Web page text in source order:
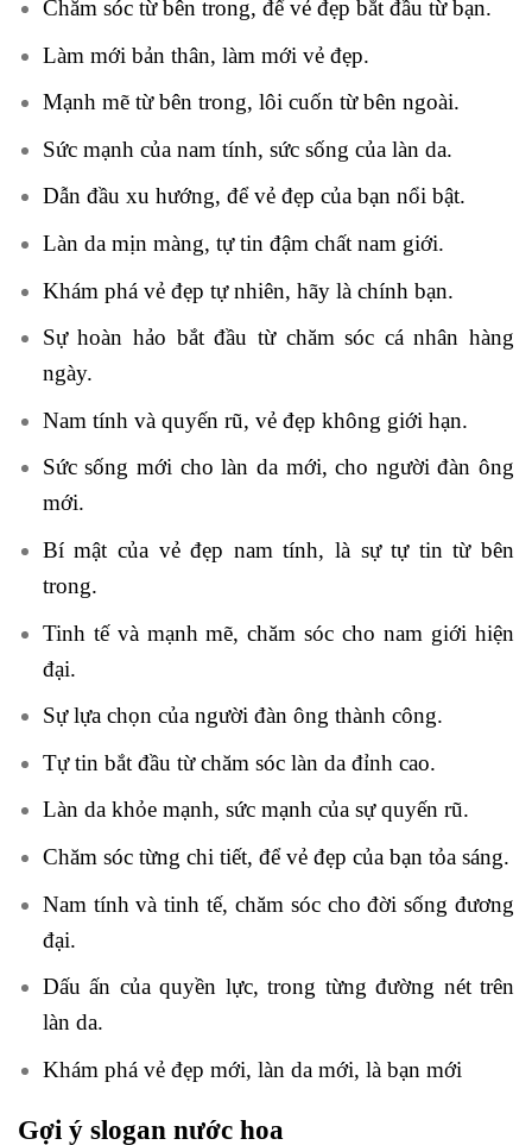
Chăm sóc từ bên trong, để vẻ đẹp bắt đầu từ bạn.
Làm mới bản thân, làm mới vẻ đẹp.
Mạnh mẽ từ bên trong, lôi cuốn từ bên ngoài.
Sức mạnh của nam tính, sức sống của làn da.
Dẫn đầu xu hướng, để vẻ đẹp của bạn nổi bật.
Làn da mịn màng, tự tin đậm chất nam giới.
Khám phá vẻ đẹp tự nhiên, hãy là chính bạn.
Sự hoàn hảo bắt đầu từ chăm sóc cá nhân hàng
ngày.
Nam tính và quyến rũ, vẻ đẹp không giới hạn.
Sức sống mới cho làn da mới, cho người đàn ông
mới.
Bí mật của vẻ đẹp nam tính, là sự tự tin từ bên
trong.
Tinh tế và mạnh mẽ, chăm sóc cho nam giới hiện
đại.
Sự lựa chọn của người đàn ông thành công.
Tự tin bắt đầu từ chăm sóc làn da đỉnh cao.
Làn da khỏe mạnh, sức mạnh của sự quyến rũ.
Chăm sóc từng chi tiết, để vẻ đẹp của bạn tỏa sáng.
Nam tính và tinh tế, chăm sóc cho đời sống đương
đại.
Dấu ấn của quyền lực, trong từng đường nét trên
làn da.
Khám phá vẻ đẹp mới, làn da mới, là bạn mới
Gợi ý slogan nước hoa